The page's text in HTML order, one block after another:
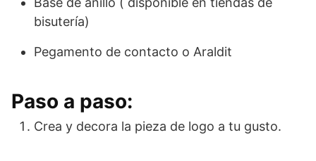
bisutería)
Pegamento de contacto o Araldit
Paso a paso:
Crea y decora la pieza de logo a tu gusto.